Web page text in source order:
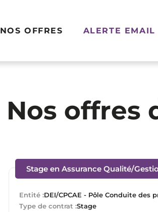
NOS OFFRES ALERTE EMAIL
Nos offres
Stage en Assurance Qualité/
Entité :DEI/CPCAE - Pôle Conduite
Type de contrat :Stage